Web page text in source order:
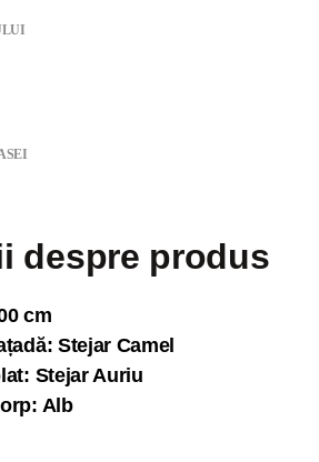
despre produs
cm
Stejar Camel
Stejar Auriu
Alb